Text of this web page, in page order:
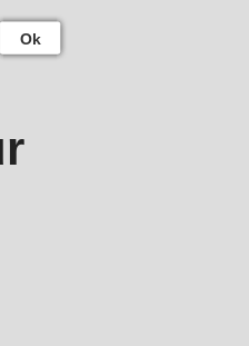
Ok